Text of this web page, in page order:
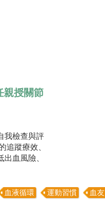
親授關節
我檢查與評
追蹤療效、
血風險、
血液循環 運動習慣 血友